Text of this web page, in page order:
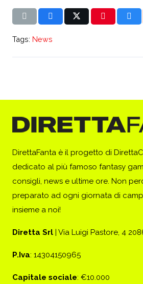
Tags: News
DirettaFanta è il progetto di
dedicato al più famoso fantasy
consigli, news e ultime ore. Non
preparato ad ogni giornata di
insieme a noi!
Diretta Srl | Via Luigi Pastore, 4
P.Iva: 14304150965
Capitale sociale: €10.000